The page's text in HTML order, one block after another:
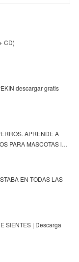
CD)
descargar gratis
APRENDE A
PARA MASCOTAS l…
EN TODAS LAS
SIENTES | Descarga